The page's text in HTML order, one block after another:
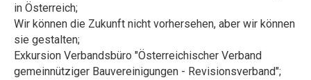
in Österreich;
Wir können die Zukunft nicht vorhersehen, aber wir können
sie gestalten;
Exkursion Verbandsbüro "Österreichischer Verband
gemeinnütziger Bauvereinigungen - Revisionsverband";